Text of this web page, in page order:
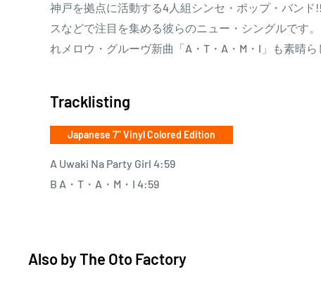
神戸を拠点に活動する4人組シンセ・ポップ・バンド
スなどで注目を集める彼らのニュー・シングルです
れメロウ・グルーヴ新曲「A・T・A・M・I」も素晴
Tracklisting
Japanese 7" Vinyl Colored Edition
A Uwaki Na Party Girl 4:59
B A・T・A・M・I 4:59
Also byThe Oto Factory